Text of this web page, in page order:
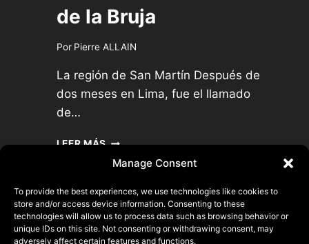
Manage Consent
To provide the best experiences, we use technologies like cookies to
store and/or access device information. Consenting to these
technologies will allow us to process data such as browsing behavior or
unique IDs on this site. Not consenting or withdrawing consent, may
adversely affect certain features and functions.
de la Bruja
Por Pierre ALLAIN
La región de San Martín Después de
dos meses en Lima, fue el llamado
de…
LEER MÁS LAS
DE
DE
LA
BRUJA
Pierre ALLAIN